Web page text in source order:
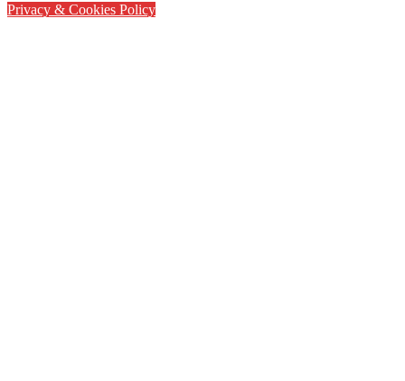
Privacy & Cookies Policy